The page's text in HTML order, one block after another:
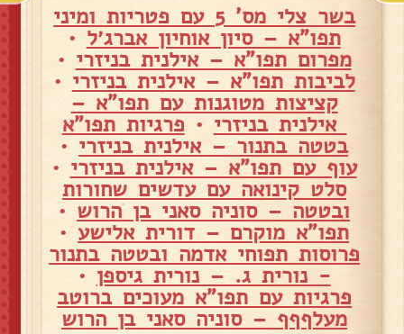
בשר צלי מס' 5 עם פטריות ומיני
תפו"א – סיון אוחיון אברג׳ל •
מפרום תפו"א – אילנית בניזרי •
לביבות תפו"א – אילנית בניזרי •
קציצות מטוגנות עם תפו"א –
אילנית בניזרי • פרגיות תפו"א
בטטה בתנור – אילנית בניזרי •
עוף עם תפו"א – אילנית בניזרי •
סלט קינואה עם עדשים שחורות
ובטטה – סוניה סאני בן הרוש •
תפו"א מוקרם – דורית אלישע•
פרוסות תפוחי אדמה ובטטה בתנור
- נורית ג. – נורית גיספן •
פרגיות עם תפו"א מעוכים ברוטב
מעלףףף – סוניה סאני בן הרוש